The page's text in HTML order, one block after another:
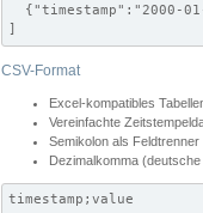
{"timestamp":"2000-
]
CSV-Format
Excel-kompatibles
Vereinfachte
Semikolon als Feldtrenner
Dezimalkomma (deutsche
timestamp;value